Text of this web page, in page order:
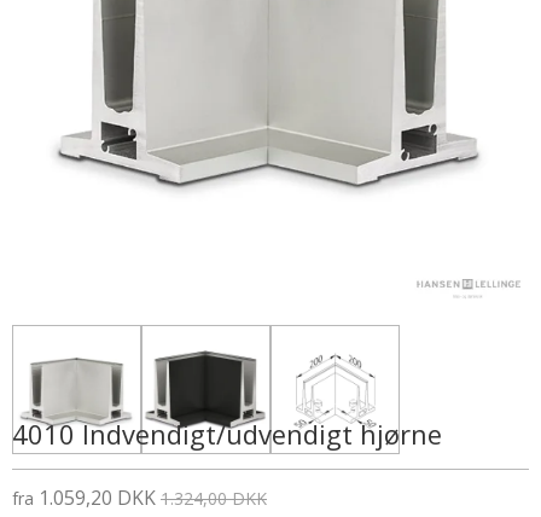
4010 Indvendigt/udvendigt hjørne
fra 1.059,20 DKK 1.324,00 DKK